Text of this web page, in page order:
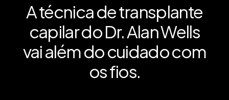
A técnica de transplante
capilar do Dr. Alan Wells
vai além do cuidado com
os fios.